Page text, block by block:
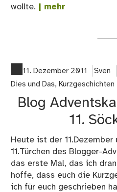
wollte. | mehr
11. Dezember 2011
Sven
Dies und Das, Kurzgeschichten
Blog
11.
Heute ist der
11.Türchen des Blogger-
das erste Mal, das ich
hoffe, dass euch die
ich für euch geschrieben